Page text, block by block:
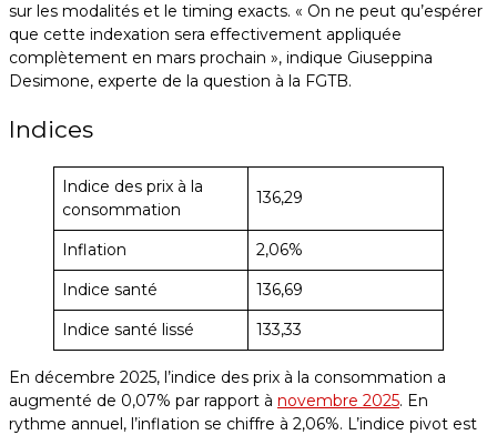
sur les modalités et le timing exacts. « On ne peut qu’espérer
que cette indexation sera effectivement appliquée
complètement en mars prochain », indique Giuseppina
Desimone, experte de la question à la FGTB.
Indices
Indice des prix à la
consommation
136,29
Inflation
2,06%
Indice santé
136,69
Indice santé lissé
133,33
En décembre 2025, l’indice des prix à la consommation a
augmenté de 0,07% par rapport à novembre 2025. En
rythme annuel, l’inflation se chiffre à 2,06%. L’indice pivot est